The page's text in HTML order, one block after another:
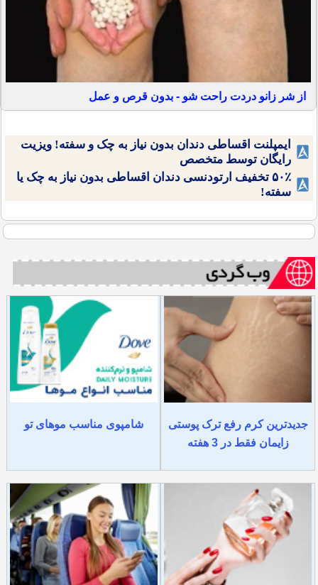
از شر زانو دردت راحت شو - بدون قرص و عمل
ایمپلنت اقساطی دندان بدون نیاز به چک و سفته! ویزیت
رایگان توسط متخصص
۵۰٪ تخفیف ارتودنسی دندان اقساطی بدون نیاز به چک یا
سفته!
جدیدترین کرم رفع ترک پوستی
زایمان فقط در 3 هفته
شامپوی مناسب موهای تو